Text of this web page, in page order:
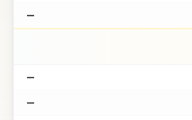
—
—
—